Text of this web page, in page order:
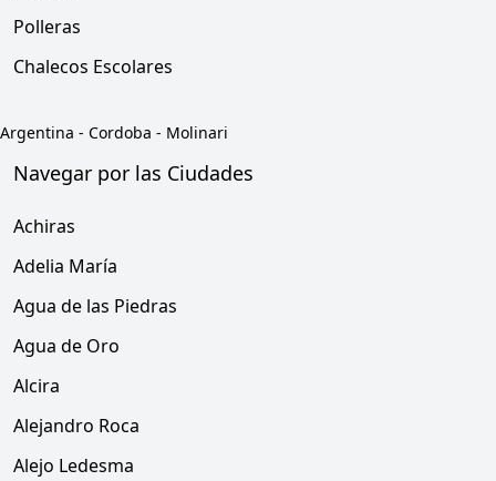
Polleras
Chalecos Escolares
Argentina - Cordoba - Molinari
Navegar por las Ciudades
Achiras
Adelia María
Agua de las Piedras
Agua de Oro
Alcira
Alejandro Roca
Alejo Ledesma